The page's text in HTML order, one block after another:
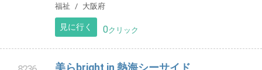
B型支援を目的とした事業を展開しています。
福祉 大阪府